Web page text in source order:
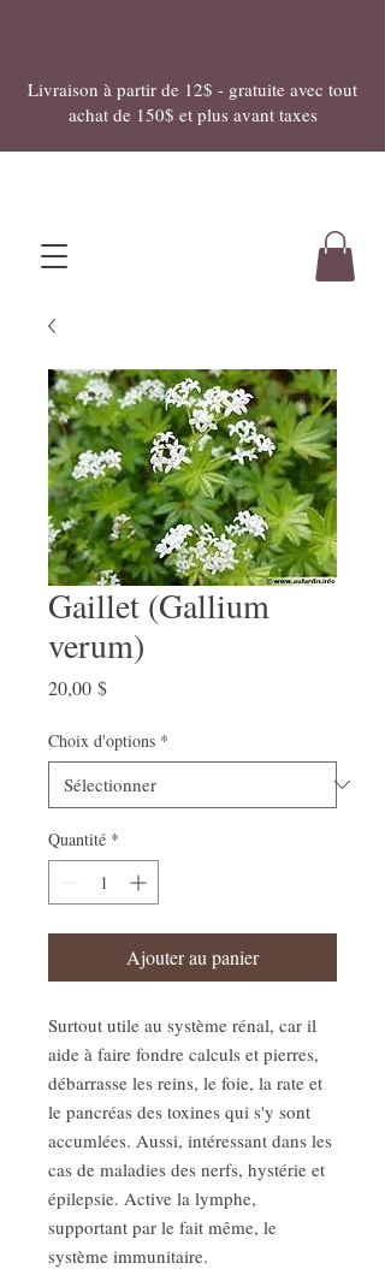
Livraison à partir de 12$ - gratuite avec tout
achat de 150$ et plus avant taxes
Gaillet (Gallium
verum)
20,00 $Prix
Choix d'options *
Quantité *
Ajouter au panier
Surtout utile au système rénal, car il
aide à faire fondre calculs et pierres,
débarrasse les reins, le foie, la rate et
le pancréas des toxines qui s'y sont
accumlées. Aussi, intéressant dans les
cas de maladies des nerfs, hystérie et
épilepsie. Active la lymphe,
supportant par le fait même, le
système immunitaire.